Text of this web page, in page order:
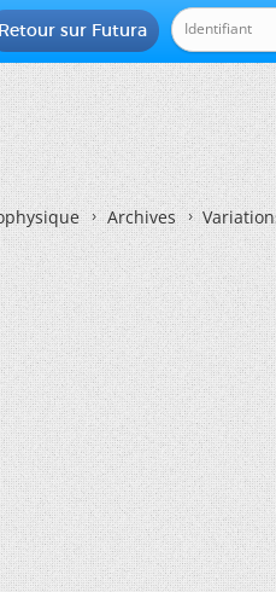
Retour sur Futura
Archives